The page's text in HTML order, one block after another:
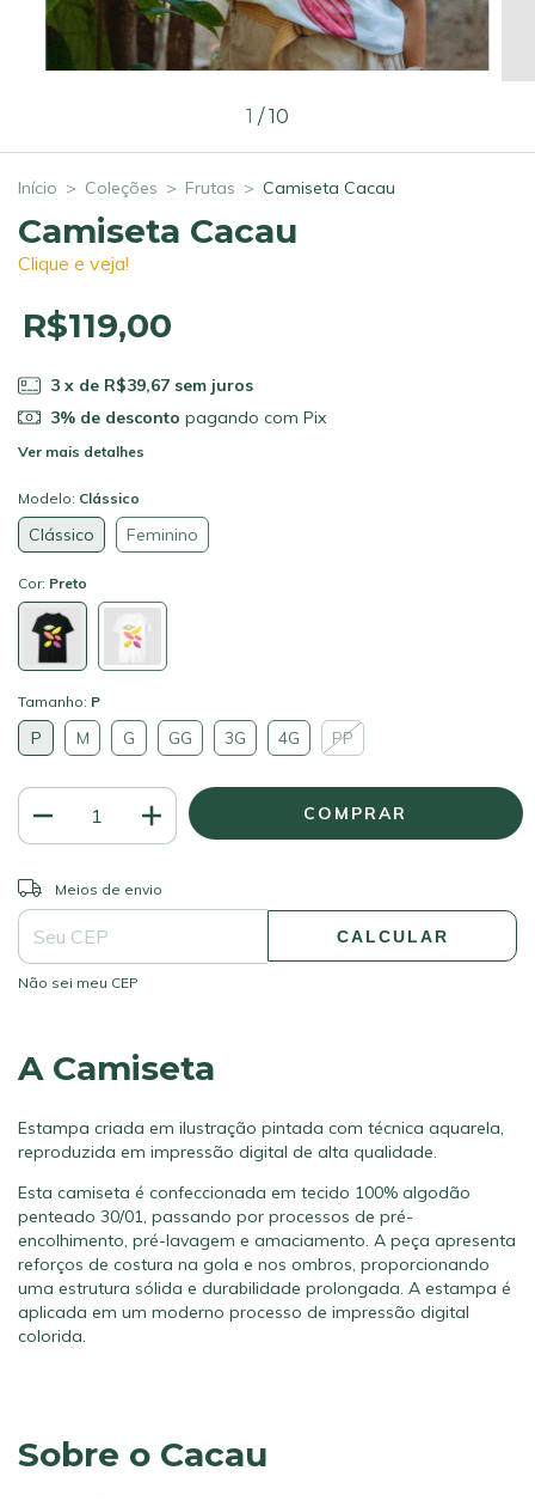
1 /10
Início > Coleções > Frutas > Camiseta Cacau
Camiseta Cacau
Clique e veja!
R$119,00
3 x de R$39,67 sem juros
3% de desconto pagando com Pix
Ver mais detalhes
Modelo: Clássico
Clássico Feminino
Cor: Preto
Tamanho: P
P M G GG 3G 4G PP
Entregas para o CEP:
Meios de envio
CALCULAR
Não sei meu CEP
A Camiseta
Estampa criada em ilustração pintada com técnica aquarela,
reproduzida em impressão digital de alta qualidade.
Esta camiseta é confeccionada em tecido 100% algodão
penteado 30/01, passando por processos de pré-
encolhimento, pré-lavagem e amaciamento. A peça apresenta
reforços de costura na gola e nos ombros, proporcionando
uma estrutura sólida e durabilidade prolongada. A estampa é
aplicada em um moderno processo de impressão digital
colorida.
Sobre o Cacau